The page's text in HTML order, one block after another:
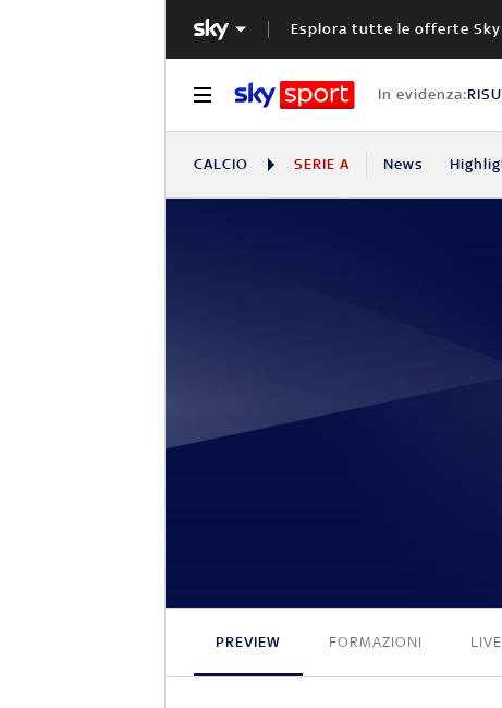
Esplora tutte le offerte Sky
In evidenza:
CALCIO SERIE A News
PREVIEW FORMAZIONI LIVE